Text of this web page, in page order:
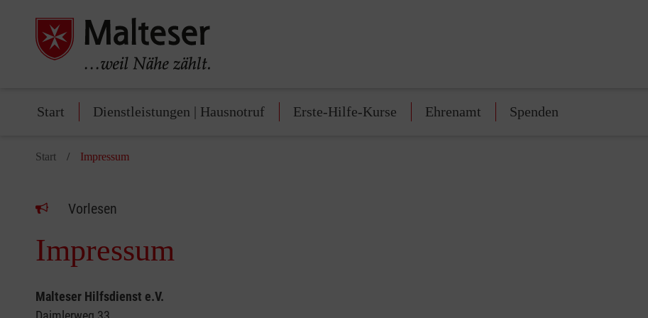
Start Dienstleistungen | Hausnotruf Erste-Hilfe-Kurse Ehrenamt Spenden
Start Impressum
Vorlesen
Impressum
Malteser Hilfsdienst e.V.